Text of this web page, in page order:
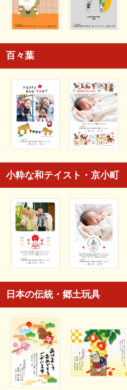
百々葉
小粋な和テイスト・京小町
日本の伝統・郷土玩具